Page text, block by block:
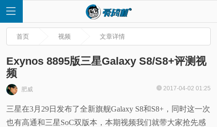
首
页
首页 视频 文章详情
Exynos 8895版三星Galaxy S8/S8+评测视
频
肥威 2017-04-02 01:25
三星在3月29日发布了全新旗舰Galaxy S8和S8+，同时这一次
也有高通和三星SoC双版本，本期视频我们就带大家抢先感